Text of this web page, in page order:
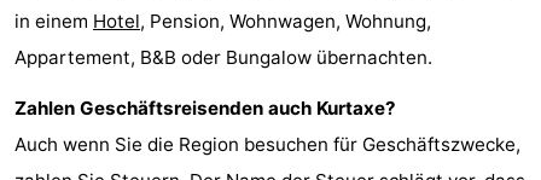
Route
-
Parken
Reisebuchshop
in einem Hotel, Pension, Wohnwagen, Wohnung,
Appartement, B&B oder Bungalow übernachten.
Zahlen Geschäftsreisenden auch Kurtaxe?
Auch wenn Sie die Region besuchen für Geschäftszwecke,